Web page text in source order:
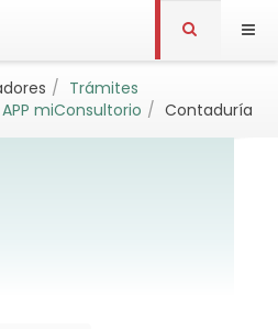
Trámites
miConsultorio
Contaduría